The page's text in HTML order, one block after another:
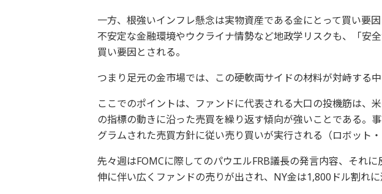
一方、根強いインフレ懸念は実物資産である金にとって買い要
不安定な金融環境やウクライナ情勢など地政学リスクも、「安
買い要因とされる。
つまり足元の金市場では、この硬軟両サイドの材料が対峙する
ここでのポイントは、ファンドに代表される大口の投機筋は、
の指標の動きに沿った売買を繰り返す傾向が強いことである。
グラムされた売買方針に従い売り買いが実行される（ロボット・
先々週はFOMCに際してのパウエルFRB議長の発言内容、それ
伸に伴い広くファンドの売りが出され、NY金は1,800ドル割れに